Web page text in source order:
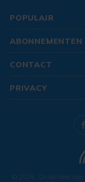
POPULAIR
ABONNEMENTEN
CONTACT
© 2026 . Onderdeel van
PRIVACY